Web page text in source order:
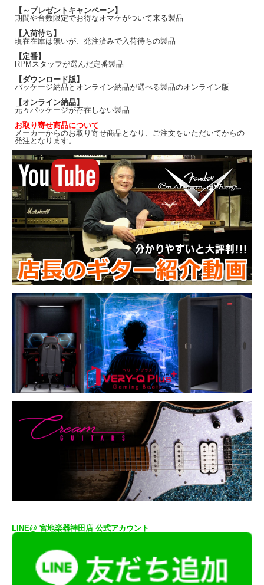
【～プレゼントキャンペーン】
期間や台数限定でお得なオマケがついて来る製品
【入荷待ち】
現在在庫は無いが、発注済みで入荷待ちの製品
【定番】
RPMスタッフが選んだ定番製品
【ダウンロード版】
パッケージ納品とオンライン納品が選べる製品のオンライン版
【オンライン納品】
元々パッケージが存在しない製品
お取り寄せ商品について
メーカーからのお取り寄せ商品となり、ご注文をいただいてからの
発注となります。
LINE@ 宮地楽器神田店 公式アカウント